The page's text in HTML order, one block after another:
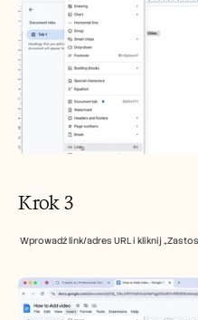
Krok 3
Wprowadź link/adres URL i kliknij